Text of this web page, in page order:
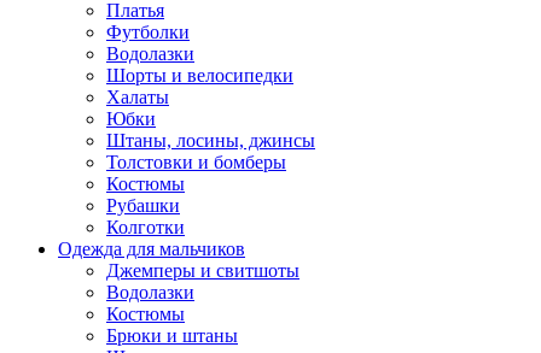
Платья
Футболки
Водолазки
Шорты и велосипедки
Халаты
Юбки
Штаны, лосины, джинсы
Толстовки и бомберы
Костюмы
Рубашки
Колготки
Одежда для мальчиков
Джемперы и свитшоты
Водолазки
Костюмы
Брюки и штаны